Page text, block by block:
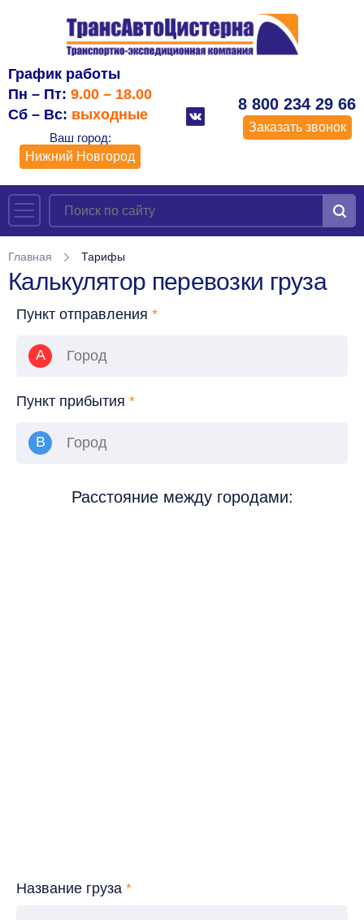
График работы
Пн – Пт: 9.00 – 18.00
Сб – Вс: выходные
Ваш город:
Нижний Новгород
8 800 234 29 66
Заказать звонок
Главная Тарифы
Калькулятор перевозки груза
Пункт отправления *
Пункт прибытия *
Расстояние между городами:
Название груза *